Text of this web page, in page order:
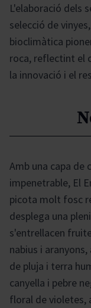
L'elaboració dels
selecció de
bioclimàtica
roca, reflectint el
la innovació i el
Amb una capa
impenetrable, El
picota molt fosc
desplega una
s'entrellacen
nabius i
de pluja i terra
canyella i pebre
floral de violetes,